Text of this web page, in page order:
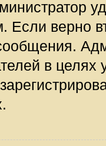
Если верно
в